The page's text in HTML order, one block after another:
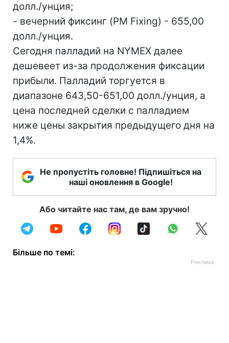
долл./унция;
- вечерний фиксинг (PM Fixing) - 655,00
долл./унция.
Сегодня палладий на NYMEX далее
дешевеет из-за продолжения фиксации
прибыли. Палладий торгуется в
диапазоне 643,50-651,00 долл./унция, а
цена последней сделки с палладием
ниже цены закрытия предыдущего дня на
1,4%.
Не пропустіть головне! Підпишіться на
наші оновлення в Google!
Або читайте нас там, де вам зручно!
Більше по темі: